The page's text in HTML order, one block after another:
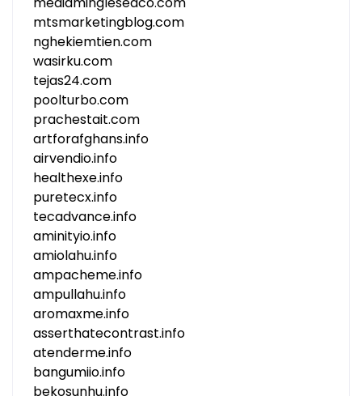
mtsmarketingblog.com
nghekiemtien.com
wasirku.com
tejas24.com
poolturbo.com
prachestait.com
artforafghans.info
airvendio.info
healthexe.info
puretecx.info
tecadvance.info
aminityio.info
amiolahu.info
ampacheme.info
ampullahu.info
aromaxme.info
asserthatecontrast.info
atenderme.info
bangumiio.info
bekosunhu.info